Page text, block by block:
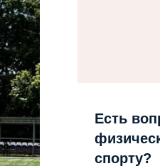
Есть
спорту?